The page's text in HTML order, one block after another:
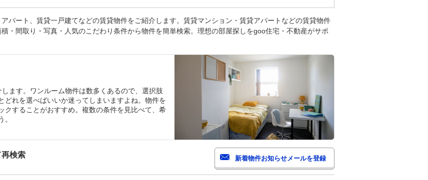
パート、賃貸一戸建てなどの賃貸物件をご紹介します。賃貸マンション・賃貸アパートなどの賃貸物件
・間取り・写真・人気のこだわり条件から物件を簡単検索。理想の部屋探しをgoo住宅・不動産がサポ
ます。ワンルーム物件は数多くあるので、選択肢
れを選べばいいか迷ってしまいますよね。物件を
クすることがおすすめ。複数の条件を見比べて、希
検索